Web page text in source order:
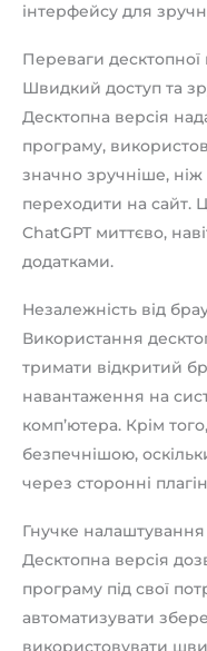
інтерфейсу для
Переваги десктопної
Швидкий доступ та
Десктопна версія
програму,
значно зручніше, ніж
переходити на сайт.
ChatGPT миттєво,
додатками.
Незалежність від
Використання
тримати відкритий
навантаження на
комп’ютера. Крім
безпечнішою,
через сторонні
Гнучке налаштування
Десктопна версія
програму під свої
автоматизувати
використовувати